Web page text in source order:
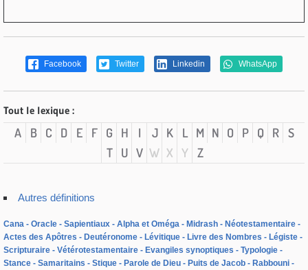
Facebook Twitter Linkedin WhatsApp
Tout le lexique :
A B C D E F G H I J K L M N O P Q R S
T
U V W X Y Z
Autres définitions
Cana Oracle Sapientiaux Alpha et Oméga Midrash
Néotestamentaire
Actes des Apôtres
Deutéronome Lévitique Livre des Nombres
Légiste
Scripturaire
Vétérotestamentaire Evangiles synoptiques
Typologie
Stance
Samaritains Stique Parole de Dieu Puits de Jacob
Rabbouni